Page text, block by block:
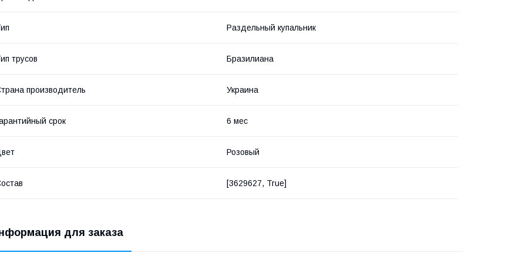
Раздельный купальник
трусов Бразилиана
производитель Украина
срок 6 мес
Розовый
[3629627, True]
для заказа